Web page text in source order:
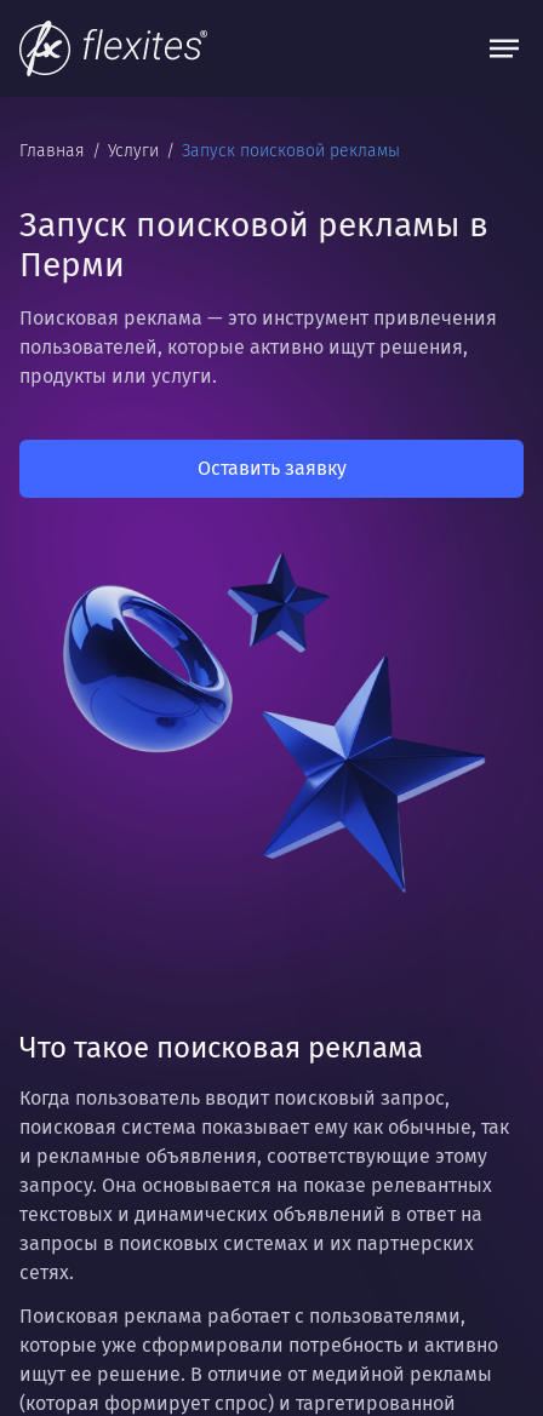
Главная Услуги Запуск поисковой рекламы
Запуск поисковой рекламы в
Перми
Поисковая реклама — это инструмент привлечения
пользователей, которые активно ищут решения,
продукты или услуги.
Оставить заявку
Что такое поисковая реклама
Когда пользователь вводит поисковый запрос,
поисковая система показывает ему как обычные, так
и рекламные объявления, соответствующие этому
запросу. Она основывается на показе релевантных
текстовых и динамических объявлений в ответ на
запросы в поисковых системах и их партнерских
сетях.
Поисковая реклама работает с пользователями,
которые уже сформировали потребность и активно
ищут ее решение. В отличие от медийной рекламы
(которая формирует спрос) и таргетированной